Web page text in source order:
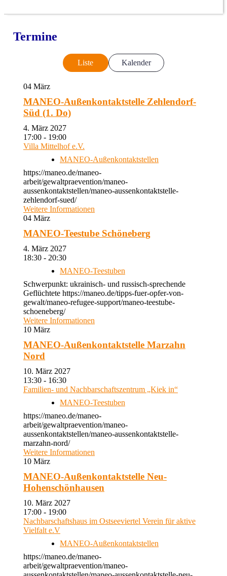
Termine
Liste Kalender
04 März
MANEO-Außenkontaktstelle Zehlendorf-
Süd (1. Do)
4. März 2027
17:00 - 19:00
Villa Mittelhof e.V.
MANEO-Außenkontaktstellen
https://maneo.de/maneo-
arbeit/gewaltpraevention/maneo-
aussenkontaktstellen/maneo-aussenkontaktstelle-
zehlendorf-sued/
Weitere Informationen
04 März
MANEO-Teestube Schöneberg
4. März 2027
18:30 - 20:30
MANEO-Teestuben
Schwerpunkt: ukrainisch- und russisch-sprechende
Geflüchtete https://maneo.de/tipps-fuer-opfer-von-
gewalt/maneo-refugee-support/maneo-teestube-
schoeneberg/
Weitere Informationen
10 März
MANEO-Außenkontaktstelle Marzahn
Nord
10. März 2027
13:30 - 16:30
Familien- und Nachbarschaftszentrum „Kiek in“
MANEO-Teestuben
https://maneo.de/maneo-
arbeit/gewaltpraevention/maneo-
aussenkontaktstellen/maneo-aussenkontaktstelle-
marzahn-nord/
Weitere Informationen
10 März
MANEO-Außenkontaktstelle Neu-
Hohenschönhausen
10. März 2027
17:00 - 19:00
Nachbarschaftshaus im Ostseeviertel Verein für aktive
Vielfalt e.V
MANEO-Außenkontaktstellen
https://maneo.de/maneo-
arbeit/gewaltpraevention/maneo-